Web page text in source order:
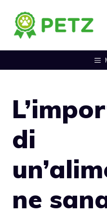
contenuto
di
ne